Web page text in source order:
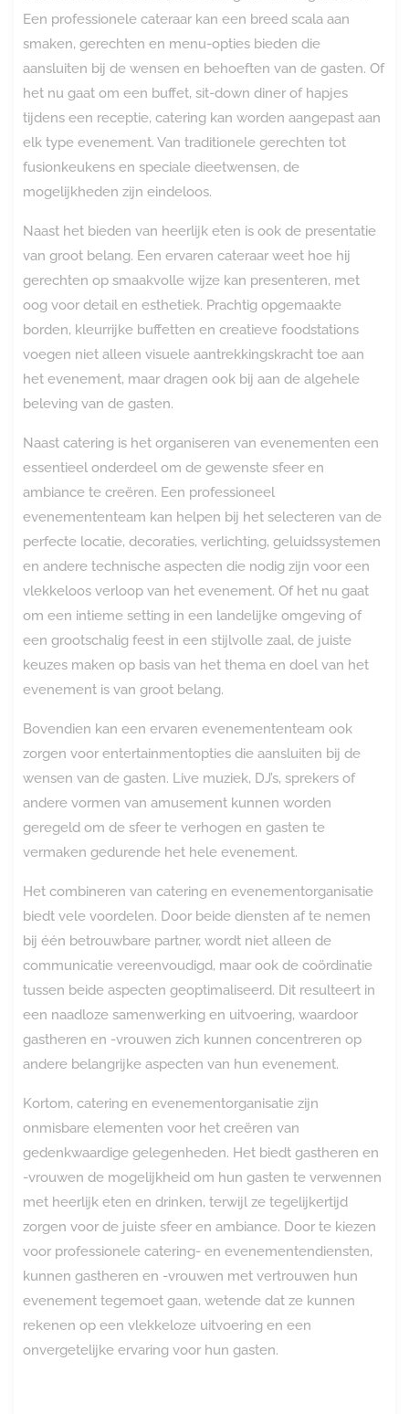
Een professionele cateraar kan een breed scala aan
smaken, gerechten en menu-opties bieden die
aansluiten bij de wensen en behoeften van de gasten. Of
het nu gaat om een buffet, sit-down diner of hapjes
tijdens een receptie, catering kan worden aangepast aan
elk type evenement. Van traditionele gerechten tot
fusionkeukens en speciale dieetwensen, de
mogelijkheden zijn eindeloos.
Naast het bieden van heerlijk eten is ook de presentatie
van groot belang. Een ervaren cateraar weet hoe hij
gerechten op smaakvolle wijze kan presenteren, met
oog voor detail en esthetiek. Prachtig opgemaakte
borden, kleurrijke buffetten en creatieve foodstations
voegen niet alleen visuele aantrekkingskracht toe aan
het evenement, maar dragen ook bij aan de algehele
beleving van de gasten.
Naast catering is het organiseren van evenementen een
essentieel onderdeel om de gewenste sfeer en
ambiance te creëren. Een professioneel
evenemententeam kan helpen bij het selecteren van de
perfecte locatie, decoraties, verlichting, geluidssystemen
en andere technische aspecten die nodig zijn voor een
vlekkeloos verloop van het evenement. Of het nu gaat
om een intieme setting in een landelijke omgeving of
een grootschalig feest in een stijlvolle zaal, de juiste
keuzes maken op basis van het thema en doel van het
evenement is van groot belang.
Bovendien kan een ervaren evenemententeam ook
zorgen voor entertainmentopties die aansluiten bij de
wensen van de gasten. Live muziek, DJ’s, sprekers of
andere vormen van amusement kunnen worden
geregeld om de sfeer te verhogen en gasten te
vermaken gedurende het hele evenement.
Het combineren van catering en evenementorganisatie
biedt vele voordelen. Door beide diensten af te nemen
bij één betrouwbare partner, wordt niet alleen de
communicatie vereenvoudigd, maar ook de coördinatie
tussen beide aspecten geoptimaliseerd. Dit resulteert in
een naadloze samenwerking en uitvoering, waardoor
gastheren en -vrouwen zich kunnen concentreren op
andere belangrijke aspecten van hun evenement.
Kortom, catering en evenementorganisatie zijn
onmisbare elementen voor het creëren van
gedenkwaardige gelegenheden. Het biedt gastheren en
-vrouwen de mogelijkheid om hun gasten te verwennen
met heerlijk eten en drinken, terwijl ze tegelijkertijd
zorgen voor de juiste sfeer en ambiance. Door te kiezen
voor professionele catering- en evenementendiensten,
kunnen gastheren en -vrouwen met vertrouwen hun
evenement tegemoet gaan, wetende dat ze kunnen
rekenen op een vlekkeloze uitvoering en een
onvergetelijke ervaring voor hun gasten.